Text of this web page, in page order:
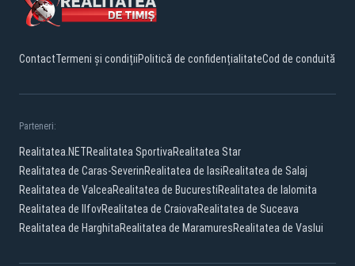
ContactTermeni și condițiiPolitică de confidențialitateCod de conduită
Parteneri:
Realitatea.NETRealitatea SportivaRealitatea Star
Realitatea de Caras-SeverinRealitatea de IasiRealitatea de Salaj
Realitatea de ValceaRealitatea de BucurestiRealitatea de Ialomita
Realitatea de IlfovRealitatea de CraiovaRealitatea de Suceava
Realitatea de HarghitaRealitatea de MaramuresRealitatea de Vaslui